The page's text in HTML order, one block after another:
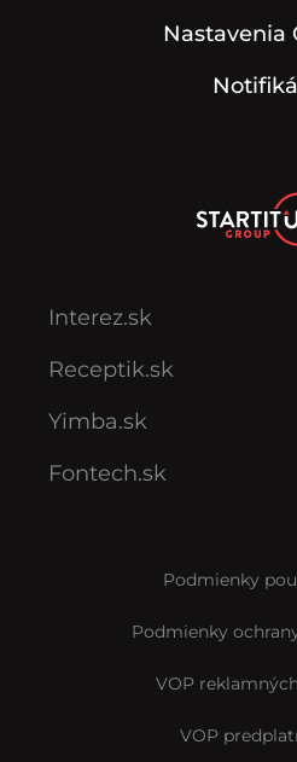
Nastavenia
Interez.sk
Receptik.sk
Yimba.sk
Fontech.sk
Podmienky
Podmienky
VOP
VOP